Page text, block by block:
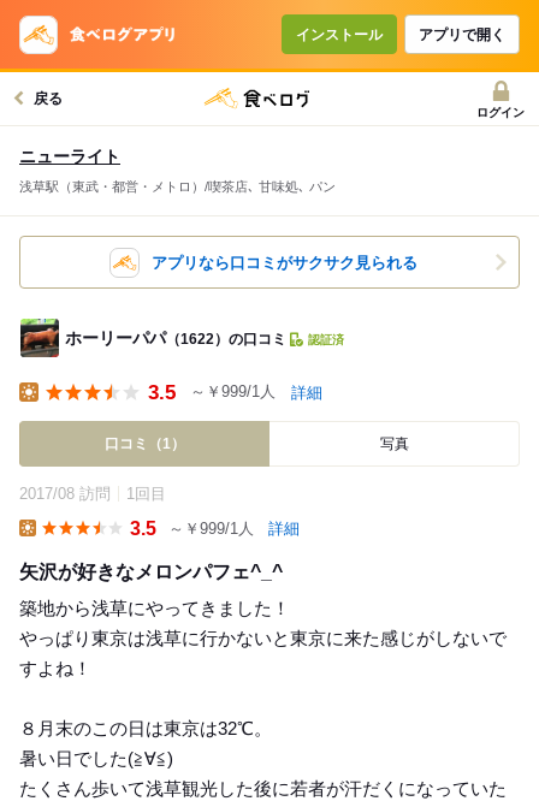
インストール アプリで開く
戻る
ログイン
ニューライト
浅草駅（東武・都営・メトロ）/喫茶店､ 甘味処､ パン
アプリなら口コミがサクサク見られる
ホーリーパパ（1622）の口コミ 認証済
3.5 ～￥999/1人 詳細
口コミ（1） 写真
2017/08 訪問 1回目
3.5 ～￥999/1人 詳細
矢沢が好きなメロンパフェ^_^
築地から浅草にやってきました！
やっぱり東京は浅草に行かないと東京に来た感じがしないで
すよね！
８月末のこの日は東京は32℃。
暑い日でした(≧∀≦)
たくさん歩いて浅草観光した後に若者が汗だくになっていた